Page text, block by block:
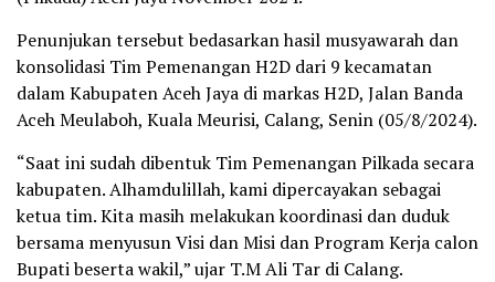
Penunjukan tersebut bedasarkan hasil musyawarah dan
konsolidasi Tim Pemenangan H2D dari 9 kecamatan
dalam Kabupaten Aceh Jaya di markas H2D, Jalan Banda
Aceh Meulaboh, Kuala Meurisi, Calang, Senin (05/8/2024).
“Saat ini sudah dibentuk Tim Pemenangan Pilkada secara
kabupaten. Alhamdulillah, kami dipercayakan sebagai
ketua tim. Kita masih melakukan koordinasi dan duduk
bersama menyusun Visi dan Misi dan Program Kerja calon
Bupati beserta wakil,” ujar T.M Ali Tar di Calang.